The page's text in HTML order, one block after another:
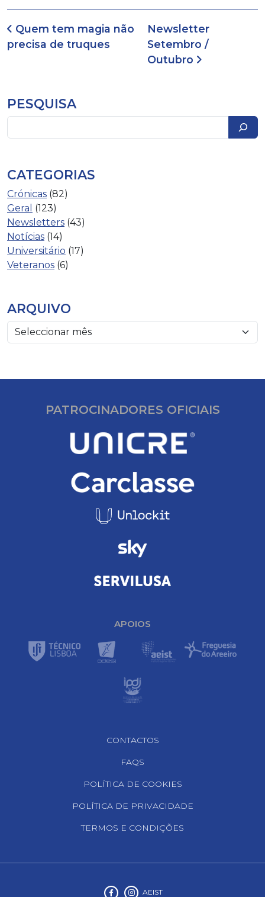
Navegação de artigos
Quem tem magia não
precisa de truques
Newsletter
Setembro /
Outubro
PESQUISA
CATEGORIAS
Crónicas (82)
Geral (123)
Newsletters (43)
Notícias (14)
Universitário (17)
Veteranos (6)
ARQUIVO
PATROCINADORES OFICIAIS
APOIOS
CONTACTOS
FAQS
POLÍTICA DE COOKIES
POLÍTICA DE PRIVACIDADE
TERMOS E CONDIÇÕES
AEIST